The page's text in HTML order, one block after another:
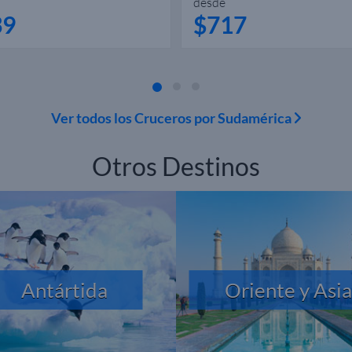
$717
Ver todos los Cruceros por Sudamérica
Otros Destinos
Antártida Oriente y Asia